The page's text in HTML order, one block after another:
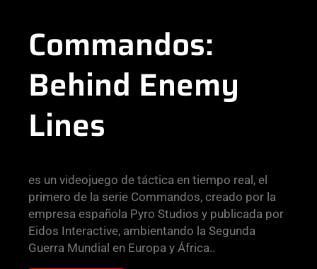
Commandos:
Behind Enemy
Lines
es un videojuego de táctica en tiempo real, el
primero de la serie Commandos, creado por la
empresa española Pyro Studios y publicada por
Eidos Interactive, ambientando la Segunda
Guerra Mundial en Europa y África..